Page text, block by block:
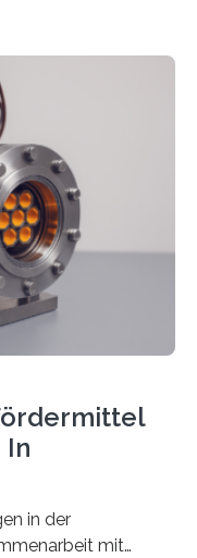
Netzausbau hinkt
in einem
– inklusive der
Der
Anlagen
Energiewende.
kein Strom
Energien-
In
in der
mit